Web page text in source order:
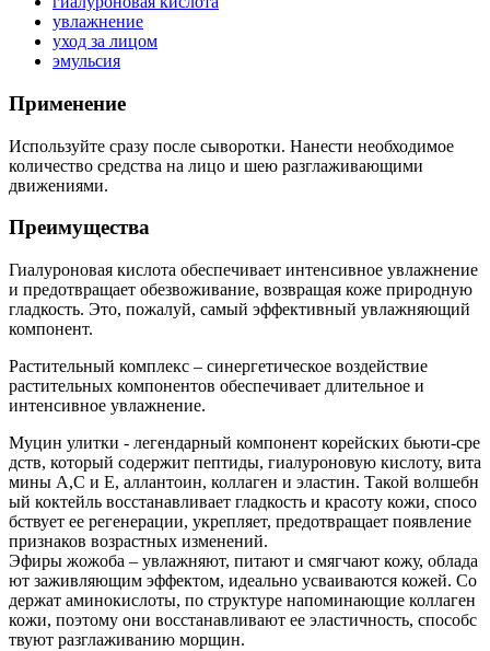
увлажнение
уход за лицом
эмульсия
Применение
Используйте сразу после сыворотки. Нанести необходимое
количество средства на лицо и шею разглаживающими
движениями.
Преимущества
Гиалуроновая кислота обеспечивает интенсивное увлажнение
и предотвращает обезвоживание, возвращая коже природную
гладкость. Это, пожалуй, самый эффективный увлажняющий
компонент.
Растительный комплекс – синергетическое воздействие
растительных компонентов обеспечивает длительное и
интенсивное увлажнение.
Муцин улитки - легендарный компонент корейских бьюти-сре
дств, который содержит пептиды, гиалуроновую кислоту, вита
мины А,С и Е, аллантоин, коллаген и эластин. Такой волшебн
ый коктейль восстанавливает гладкость и красоту кожи, спосо
бствует ее регенерации, укрепляет, предотвращает появление
признаков возрастных изменений.
Эфиры жожоба – увлажняют, питают и смягчают кожу, облада
ют заживляющим эффектом, идеально усваиваются кожей. Со
держат аминокислоты, по структуре напоминающие коллаген
кожи, поэтому они восстанавливают ее эластичность, способс
твуют разглаживанию морщин.